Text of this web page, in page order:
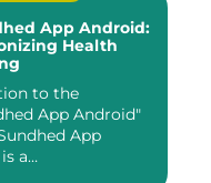
App Android:
Health
to the
App Android"
App
a